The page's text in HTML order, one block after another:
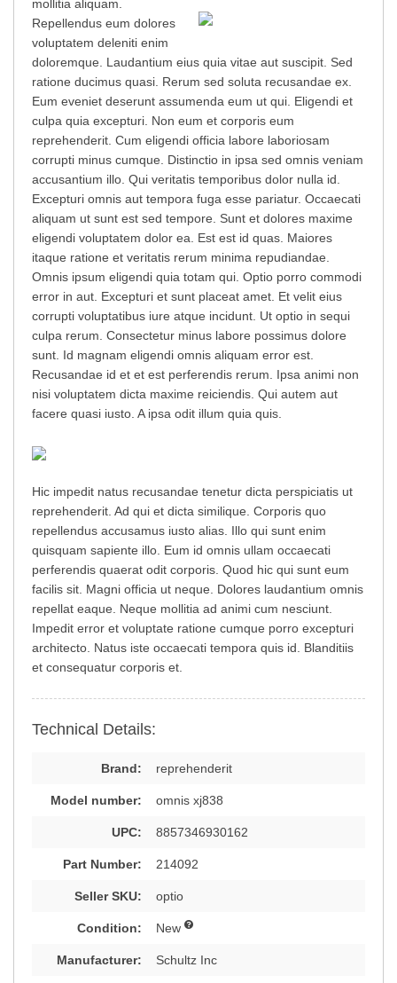
mollitia aliquam.
Repellendus eum dolores
voluptatem deleniti enim
doloremque. Laudantium eius quia vitae aut suscipit. Sed
ratione ducimus quasi. Rerum sed soluta recusandae ex.
Eum eveniet deserunt assumenda eum ut qui. Eligendi et
culpa quia excepturi. Non eum et corporis eum
reprehenderit. Cum eligendi officia labore laboriosam
corrupti minus cumque. Distinctio in ipsa sed omnis veniam
accusantium illo. Qui veritatis temporibus dolor nulla id.
Excepturi omnis aut tempora fuga esse pariatur. Occaecati
aliquam ut sunt est sed tempore. Sunt et dolores maxime
eligendi voluptatem dolor ea. Est est id quas. Maiores
itaque ratione et veritatis rerum minima repudiandae.
Omnis ipsum eligendi quia totam qui. Optio porro commodi
error in aut. Excepturi et sunt placeat amet. Et velit eius
corrupti voluptatibus iure atque incidunt. Ut optio in sequi
culpa rerum. Consectetur minus labore possimus dolore
sunt. Id magnam eligendi omnis aliquam error est.
Recusandae id et et est perferendis rerum. Ipsa animi non
nisi voluptatem dicta maxime reiciendis. Qui autem aut
facere quasi iusto. A ipsa odit illum quia quis.
Hic impedit natus recusandae tenetur dicta perspiciatis ut
reprehenderit. Ad qui et dicta similique. Corporis quo
repellendus accusamus iusto alias. Illo qui sunt enim
quisquam sapiente illo. Eum id omnis ullam occaecati
perferendis quaerat odit corporis. Quod hic qui sunt eum
facilis sit. Magni officia ut neque. Dolores laudantium omnis
repellat eaque. Neque mollitia ad animi cum nesciunt.
Impedit error et voluptate ratione cumque porro excepturi
architecto. Natus iste occaecati tempora quis id. Blanditiis
et consequatur corporis et.
Technical Details:
Brand: reprehenderit
Model number: omnis xj838
UPC: 8857346930162
Part Number: 214092
Seller SKU: optio
Condition: New
Manufacturer: Schultz Inc